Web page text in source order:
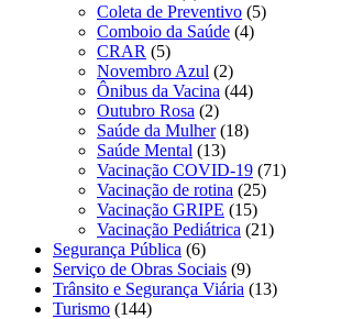
Coleta de Preventivo (5)
Comboio da Saúde (4)
CRAR (5)
Novembro Azul (2)
Ônibus da Vacina (44)
Outubro Rosa (2)
Saúde da Mulher(18)
Saúde Mental (13)
Vacinação COVID-19 (71)
Vacinação de rotina (25)
Vacinação GRIPE (15)
Vacinação Pediátrica (21)
Segurança Pública (6)
Serviço de Obras Sociais (9)
Trânsito e Segurança Viária (13)
Turismo (144)